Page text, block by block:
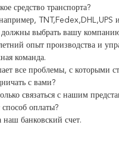
средство транспорта?
TNT,Fedex,DHL,UPS
выбрать вашу
опыт производства и
команда.
все проблемы, с которыми
с вами?
связаться с нашим
оплаты?
наш банковский счет.